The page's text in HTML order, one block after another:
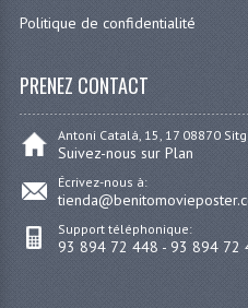
Politique de confidentialité
PRENEZ CONTACT
Antoni Catalá, 15, 17 08870
Suivez-nous sur Plan
Écrivez-nous à:
Support téléphonique:
93 894 72 448 - 93 894 72